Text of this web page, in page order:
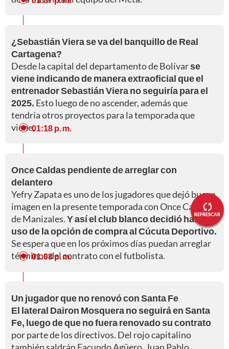
REFRESCAR
¿Sebastián Viera se va del banquillo de Real
Cartagena?
Desde la capital del departamento de Bolívarse
viene indicando de manera extraoficial que el
entrenador Sebastián Viera no seguiría para el
2025. Esto luego de no ascender, además que
tendría otros proyectos para la temporada que
viene,01:18 p. m.
Once Caldas pendiente de arreglar con
delantero
Yefry Zapata es uno de los jugadores que dejó buena
imagen en la presente temporada con Once Caldas,
de Manizales.Y así el club blanco decidió hacer
uso de la opción de compra al Cúcuta Deportivo.
Se espera que en los próximos días puedan arreglar
términos del contrato con el futbolista.
01:08 p. m.
Un jugador que no renovó con Santa Fe
El lateral Dairon Mosquera no seguirá en Santa
Fe, luego de que no fuera renovado su contrato
por parte de los directivos. Del rojo capitalino